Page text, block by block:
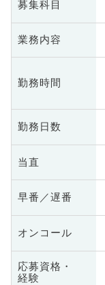
募集科目
業務内容
勤務時間
勤務日数
当直
早番／遅番
オンコール
応募資格・
経験